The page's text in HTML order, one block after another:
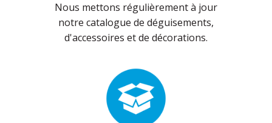
Nous mettons régulièrement à jour
notre catalogue de déguisements,
d'accessoires et de décorations.